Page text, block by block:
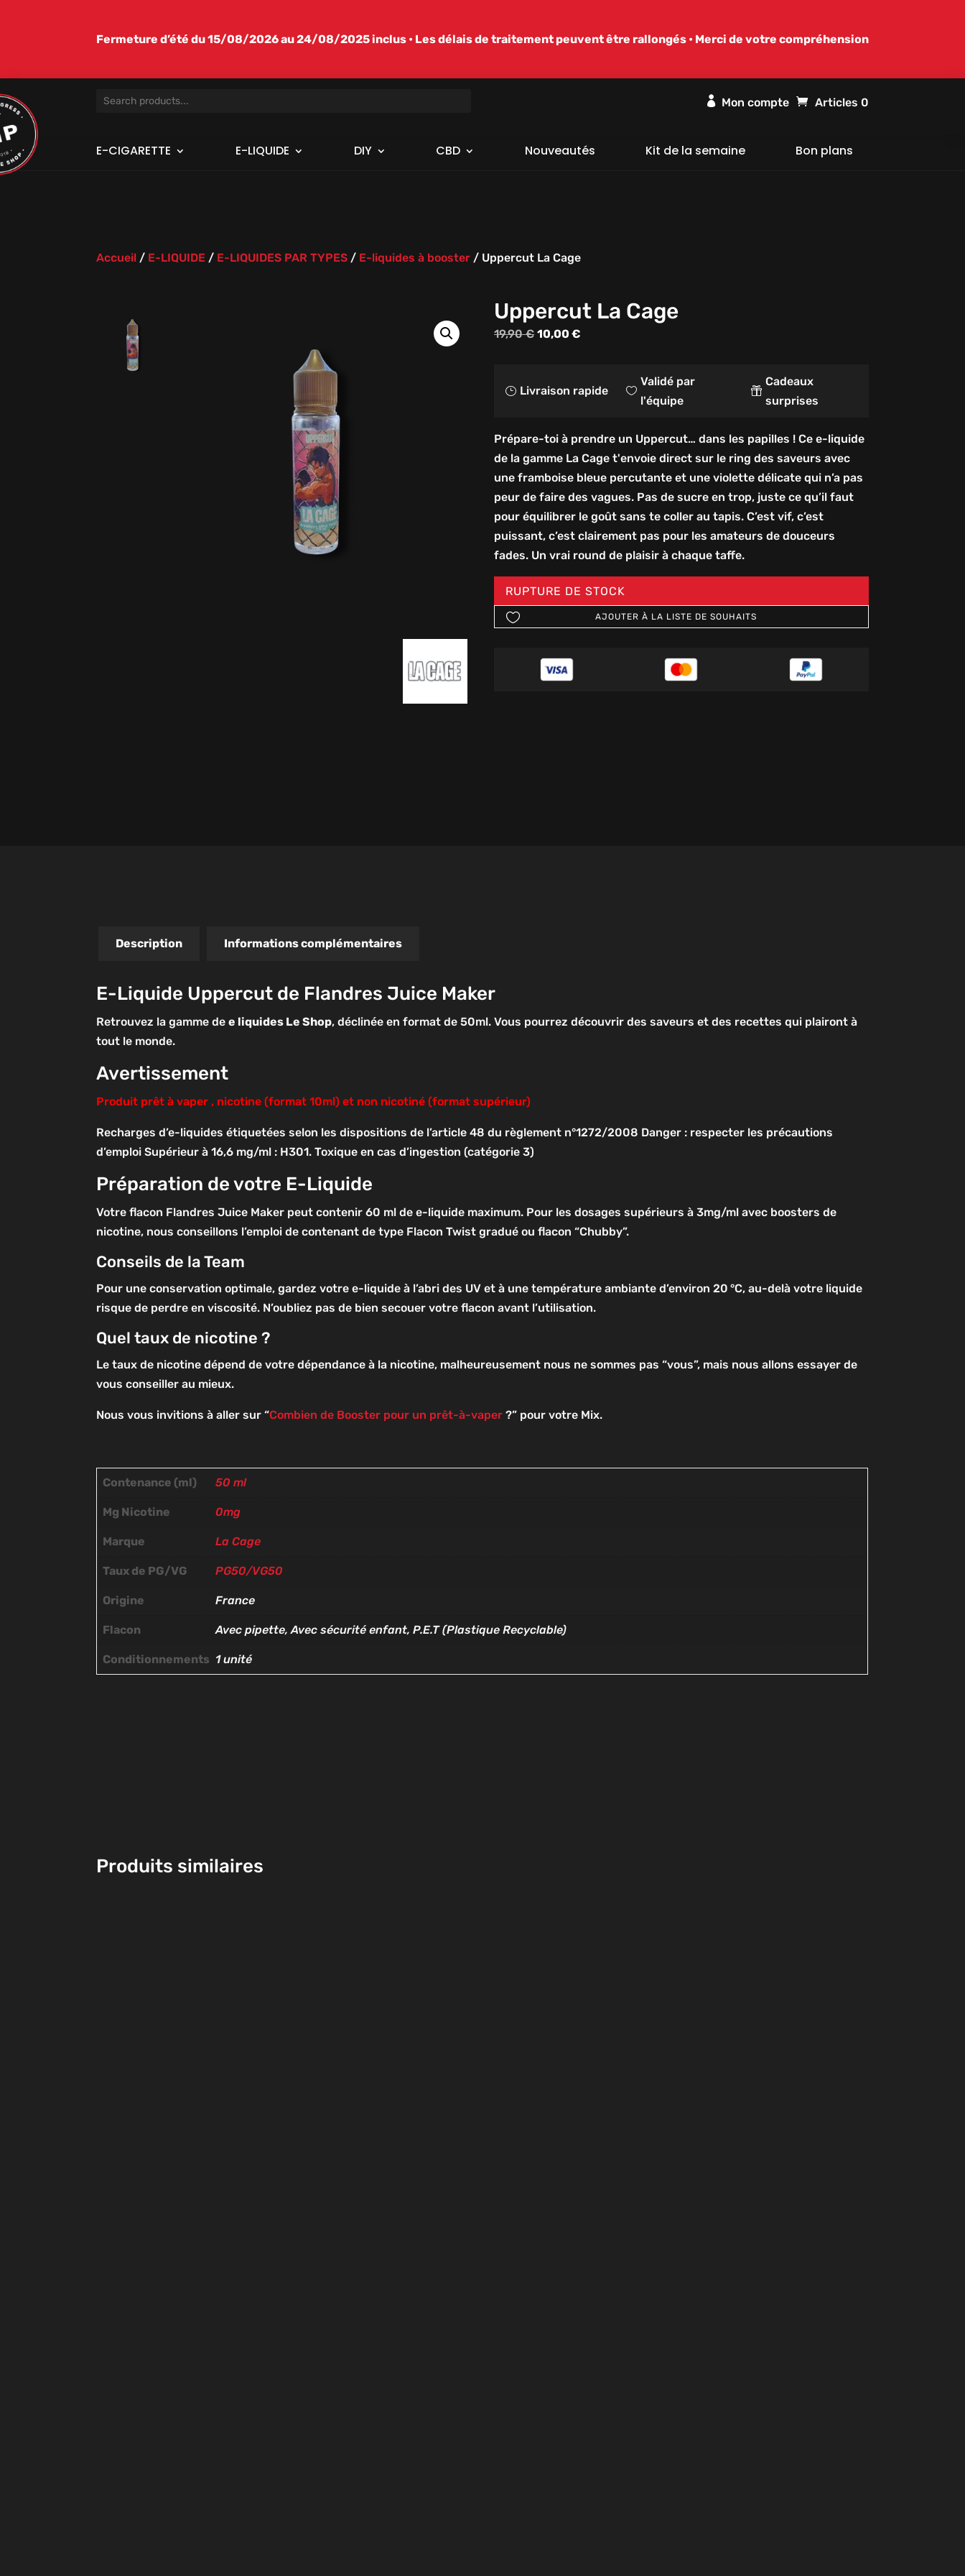
Fermeture d’été du 15/08/2026 au 24/08/2025 inclus • Les délais de traitement peuvent être rallongés • Merci de votre compréhension
 Articles 0
E-CIGARETTE E-LIQUIDE DIY CBD Nouveautés Kit de la semaine Bon plans
Accueil / E-LIQUIDE / E-LIQUIDES PAR TYPES / E-liquides à booster / Uppercut La Cage
Uppercut La Cage
19,90€ Le
était :
10,00€
est :
} Livraison rapide 
Validé par
l'équipe

Cadeaux
surprises
Prépare-toi à prendre un Uppercut… dans les papilles ! Ce e-liquide
de la gamme La Cage t'envoie direct sur le ring des saveurs avec
une framboise bleue percutante et une violette délicate qui n’a pas
peur de faire des vagues. Pas de sucre en trop, juste ce qu’il faut
pour équilibrer le goût sans te coller au tapis. C’est vif, c’est
puissant, c’est clairement pas pour les amateurs de douceurs
fades. Un vrai round de plaisir à chaque taffe.
RUPTURE DE STOCK
AJOUTER À LA LISTE DE SOUHAITS
Description Informations complémentaires
E-Liquide Uppercut de Flandres Juice Maker
Retrouvez la gamme dee liquides Le Shop, déclinée en format de 50ml. Vous pourrez découvrir des saveurs et des recettes qui plairont à
tout le monde.
Avertissement
Produit prêt à vaper , nicotine (format 10ml) et non nicotiné (format supérieur)
Recharges d’e-liquides étiquetées selon les dispositions de l’article 48 du règlement n°1272/2008 Danger : respecter les précautions
d’emploiSupérieur à 16,6 mg/ml : H301. Toxique en cas d’ingestion (catégorie 3)
Préparation de votre E-Liquide
Votre flacon Flandres Juice Maker peut contenir 60 ml de e-liquide maximum. Pour les dosages supérieurs à 3mg/ml avec boosters de
nicotine, nous conseillons l’emploi de contenant de type Flacon Twist gradué ou flacon “Chubby”.
Conseils de la Team
Pour une conservation optimale, gardez votre e-liquide à l’abri des UV et à une température ambiante d’environ 20 °C, au-delà votre liquide
risque de perdre en viscosité. N’oubliez pas de bien secouer votre flacon avant l’utilisation.
Quel taux de nicotine ?
Le taux de nicotine dépend de votre dépendance à la nicotine, malheureusement nous ne sommes pas “vous”, mais nous allons essayer de
vous conseiller au mieux.
Nous vous invitions à aller sur “Combien de Booster pour un prêt-à-vaper ?” pour votre Mix.
Contenance (ml) 50 ml
Mg Nicotine 0mg
Marque La Cage
Taux de PG/VG PG50/VG50
Origine France
Flacon Avec pipette, Avec sécurité enfant, P.E.T (Plastique Recyclable)
Conditionnements 1 unité
Produits similaires